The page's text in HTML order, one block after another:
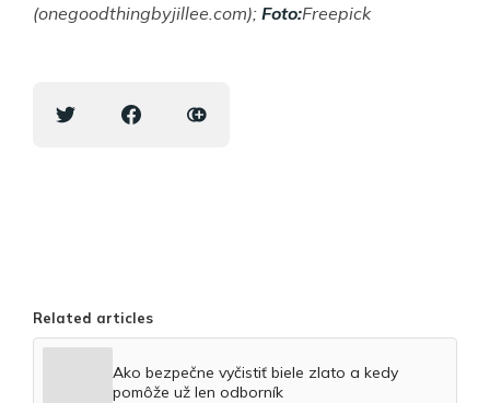
(onegoodthingbyjillee.com); Foto:Freepick
Related articles
Ako bezpečne vyčistiť biele zlato a kedy
pomôže už len odborník